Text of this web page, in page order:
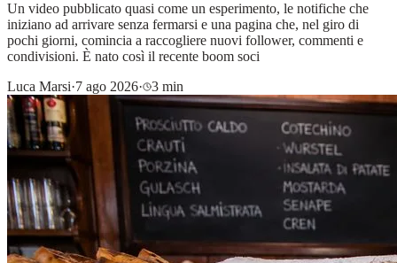
Un video pubblicato quasi come un esperimento, le notifiche che
iniziano ad arrivare senza fermarsi e una pagina che, nel giro di
pochi giorni, comincia a raccogliere nuovi follower, commenti e
condivisioni. È nato così il recente boom soci
Luca Marsi·7 ago 2026· 3 min